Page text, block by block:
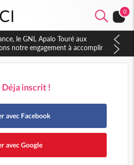
0
réforme constitutionnelle en
amendements, un exclu d'avance
inscrit !
avec Facebook
avec Google